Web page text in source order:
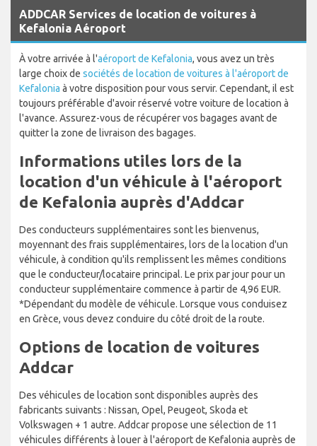
ADDCAR Services de location de voitures à
Kefalonia Aéroport
À votre arrivée à l'aéroport de Kefalonia, vous avez un très
large choix de sociétés de location de voitures à l'aéroport de
Kefalonia à votre disposition pour vous servir. Cependant, il est
toujours préférable d'avoir réservé votre voiture de location à
l'avance. Assurez-vous de récupérer vos bagages avant de
quitter la zone de livraison des bagages.
Informations utiles lors de la
location d'un véhicule à l'aéroport
de Kefalonia auprès d'Addcar
Des conducteurs supplémentaires sont les bienvenus,
moyennant des frais supplémentaires, lors de la location d'un
véhicule, à condition qu'ils remplissent les mêmes conditions
que le conducteur/locataire principal. Le prix par jour pour un
conducteur supplémentaire commence à partir de 4,96 EUR.
*Dépendant du modèle de véhicule. Lorsque vous conduisez
en Grèce, vous devez conduire du côté droit de la route.
Options de location de voitures
Addcar
Des véhicules de location sont disponibles auprès des
fabricants suivants : Nissan, Opel, Peugeot, Skoda et
Volkswagen + 1 autre. Addcar propose une sélection de 11
véhicules différents à louer à l'aéroport de Kefalonia auprès de